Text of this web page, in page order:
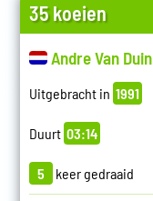
35 koeien
Andre Van Duin
Uitgebracht in 1991
Duurt 03:14
5 keer gedraaid